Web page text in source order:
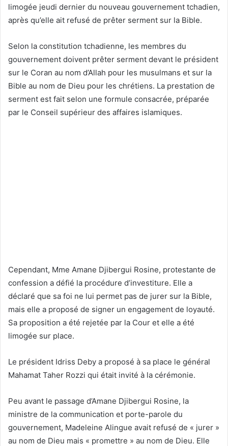
limogée jeudi dernier du nouveau gouvernement tchadien,
après qu’elle ait refusé de prêter serment sur la Bible.
Selon la constitution tchadienne, les membres du
gouvernement doivent prêter serment devant le président
sur le Coran au nom d’Allah pour les musulmans et sur la
Bible au nom de Dieu pour les chrétiens. La prestation de
serment est fait selon une formule consacrée, préparée
par le Conseil supérieur des affaires islamiques.
Cependant, Mme Amane Djibergui Rosine, protestante de
confession a défié la procédure d’investiture. Elle a
déclaré que sa foi ne lui permet pas de jurer sur la Bible,
mais elle a proposé de signer un engagement de loyauté.
Sa proposition a été rejetée par la Cour et elle a été
limogée sur place.
Le président Idriss Deby a proposé à sa place le général
Mahamat Taher Rozzi qui était invité à la cérémonie.
Peu avant le passage d’Amane Djibergui Rosine, la
ministre de la communication et porte-parole du
gouvernement, Madeleine Alingue avait refusé de « jurer »
au nom de Dieu mais « promettre » au nom de Dieu. Elle